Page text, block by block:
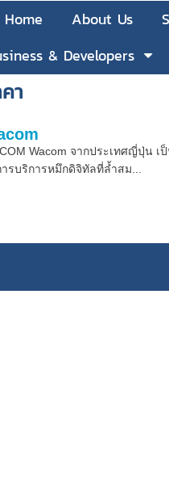
Home About Us
& Developers
า
Wacom จากประเทศญี่ปุ่น
รบริการหมึกดิจิทัลที่ล้ำสม...